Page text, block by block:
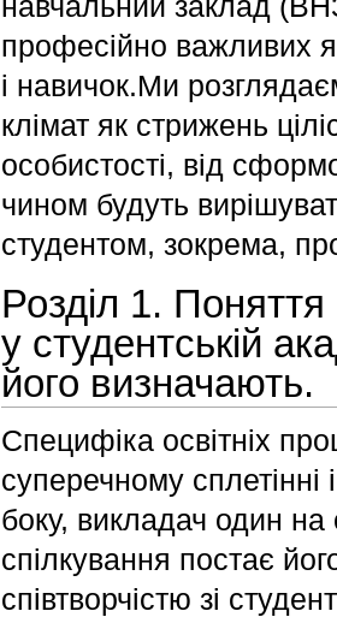
професійно важливих
і навичок.Ми
клімат як стрижень
особистості, від
чином будуть
студентом, зокрема,
Розділ 1. Поняття
у студентській
його визначають.
Специфіка освітніх
суперечному сплетінні
боку, викладач один на
спілкування постає
співтворчістю зі